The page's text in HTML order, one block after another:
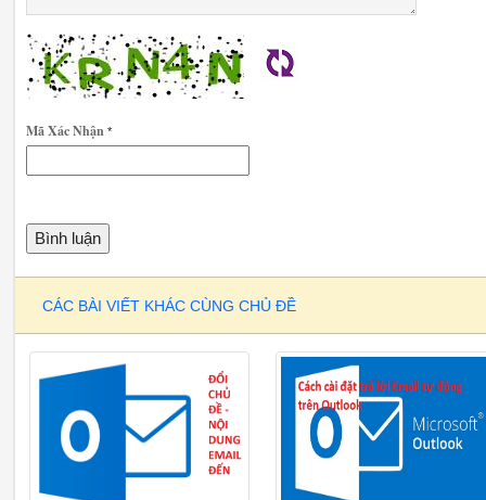
Mã Xác Nhận *
CÁC BÀI VIẾT KHÁC CÙNG CHỦ ĐỀ